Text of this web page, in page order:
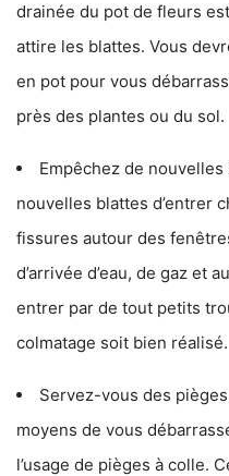
drainée du pot de fleurs
attire les blattes. Vous
en pot pour vous
près des plantes ou du sol.
Empêchez de
nouvelles blattes d’entrer
fissures autour des
d’arrivée d’eau, de gaz et
entrer par de tout petits
colmatage soit bien réalisé.
Servez-vous des
moyens de vous
l’usage de pièges à colle.